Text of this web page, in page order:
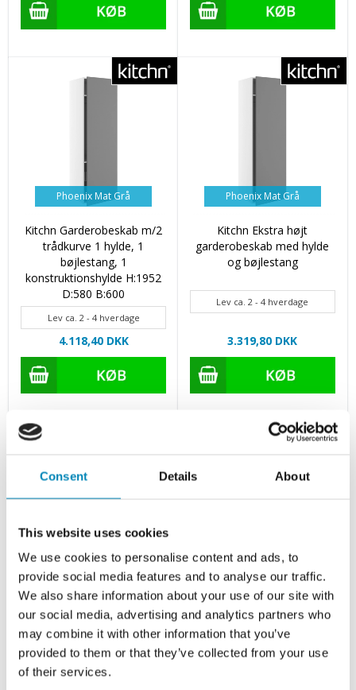
Consent Details About
This website uses cookies
We use cookies to personalise content and ads, to
provide social media features and to analyse our traffic.
We also share information about your use of our site with
our social media, advertising and analytics partners who
may combine it with other information that you’ve
provided to them or that they’ve collected from your use
of their services.
Phoenix Mat Grå
Kitchn Garderobeskab m/2
trådkurve 1 hylde, 1
bøjlestang, 1
konstruktionshylde H:1952
D:580 B:600
Lev ca. 2 - 4 hverdage
4.118,40 DKK
Phoenix Mat Grå
Kitchn Ekstra højt
garderobeskab med hylde
og bøjlestang
Lev ca. 2 - 4 hverdage
3.319,80 DKK
Vis flere